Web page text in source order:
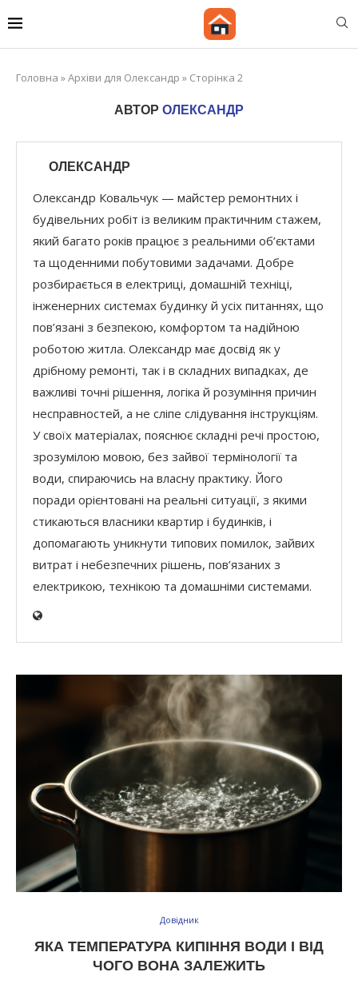
Головна »Архіви для Олександр » Сторінка 2
АВТОР ОЛЕКСАНДР
ОЛЕКСАНДР
Олександр Ковальчук — майстер ремонтних і
будівельних робіт із великим практичним стажем,
який багато років працює з реальними об’єктами
та щоденними побутовими задачами. Добре
розбирається в електриці, домашній техніці,
інженерних системах будинку й усіх питаннях, що
пов’язані з безпекою, комфортом та надійною
роботою житла. Олександр має досвід як у
дрібному ремонті, так і в складних випадках, де
важливі точні рішення, логіка й розуміння причин
несправностей, а не сліпе слідування інструкціям.
У своїх матеріалах, пояснює складні речі простою,
зрозумілою мовою, без зайвої термінології та
води, спираючись на власну практику. Його
поради орієнтовані на реальні ситуації, з якими
стикаються власники квартир і будинків, і
допомагають уникнути типових помилок, зайвих
витрат і небезпечних рішень, пов’язаних з
електрикою, технікою та домашніми системами.
Довідник
ЯКА ТЕМПЕРАТУРА КИПІННЯ ВОДИ І ВІД
ЧОГО ВОНА ЗАЛЕЖИТЬ